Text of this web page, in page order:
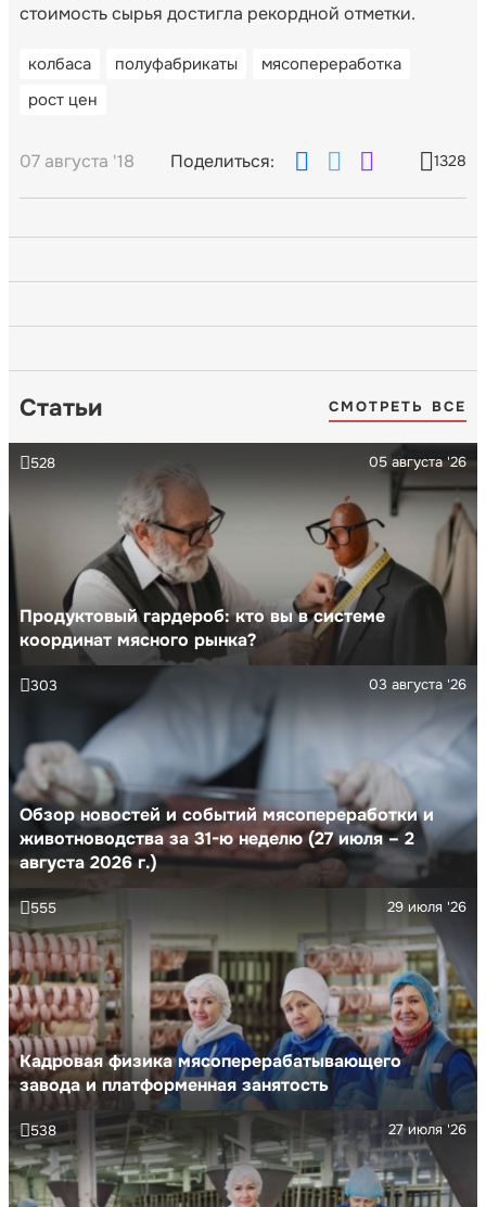
стоимость сырья достигла рекордной отметки.
колбаса полуфабрикаты
мясопереработка
рост цен
07 августа '18 Поделиться: 1328
Статьи СМОТРЕТЬ ВСЕ
Продуктовый гардероб: кто вы в системе
координат мясного рынка?
05 августа '26
528
Обзор новостей и событий мясопереработки и
животноводства за 31-ю неделю (27 июля – 2
августа 2026 г.)
03 августа '26
303
Кадровая физика мясоперерабатывающего
завода и платформенная занятость
29 июля '26
555
27 июля '26
538